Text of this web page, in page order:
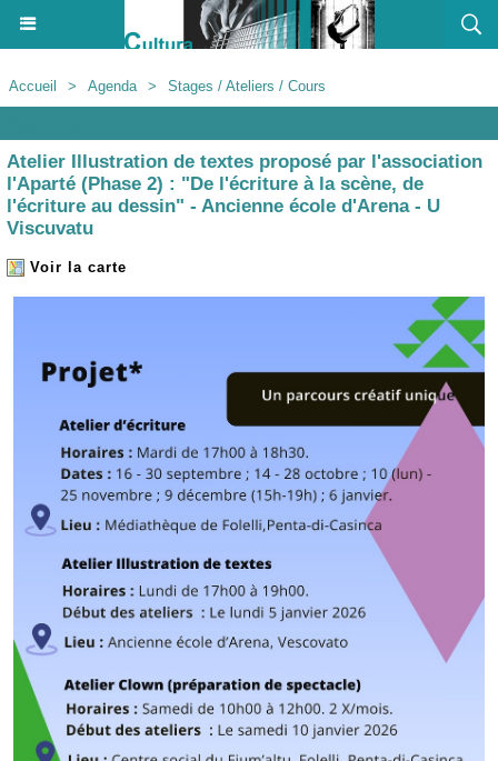
Accueil > Agenda > Stages / Ateliers / Cours
Atelier Illustration de textes proposé par l'association
l'Aparté (Phase 2) : "De l'écriture à la scène, de
l'écriture au dessin" - Ancienne école d'Arena - U
Viscuvatu
Voir la carte